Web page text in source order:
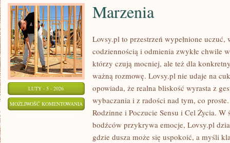
LUTY - 5 - 2026
MOŻLIWOŚĆ KOMENTOWANIA MARZENIA
Marzenia
Lovsy.pl to przestrzeń wypełnione uczuć,
codziennością i odmienia zwykłe chwile
którzy czują mocniej, ale też dla
ważną rozmowę. Lovsy.pl nie udaje na
opowiada, że realna bliskość wyrasta z
wybaczania i z radości nad tym, co
Rodzinne i Poczucie Sensu i Cel Życia.
bodźców przykrywa emocje, Lovsy.pl
gdzie dusza może się uspokoić, a myśli